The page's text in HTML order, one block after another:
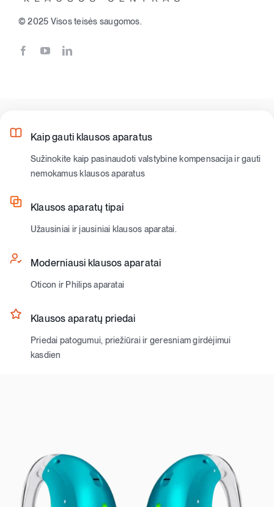
© 2025 Visos teisės saugomos.
Kaip gauti klausos aparatus
Sužinokite kaip pasinaudoti valstybine kompensacija ir gauti
nemokamus klausos aparatus
Klausos aparatų tipai
Užausiniai ir įausiniai klausos aparatai.
Moderniausi klausos aparatai
Oticon ir Philips aparatai
Klausos aparatų priedai
Priedai patogumui, priežiūrai ir geresniam girdėjimui
kasdien